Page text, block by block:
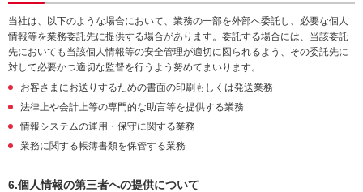
当社は、以下のような場合において、業務の一部を外部へ委託し、必要な個人
情報等を業務委託先に提供する場合があります。委託する場合には、当該委託
先においても当該個人情報等の安全管理が適切に図られるよう、その委託先に
対して必要かつ適切な監督を行うよう努めてまいります。
お客さまにお送りするための書面の印刷もしくは発送業務
法律上や会計上等の専門的な助言等を提供する業務
情報システムの運用・保守に関する業務
業務に関する帳簿書類を保管する業務
6.個人情報の第三者への提供について